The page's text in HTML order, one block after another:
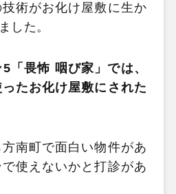
術がお化け屋敷に生か
した。
「畏怖 咽び家」では、
たお化け屋敷にされた
南町で面白い物件があ
使えないかと打診があ